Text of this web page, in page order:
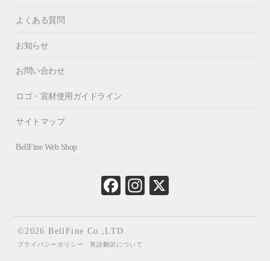
よくある質問
お知らせ
お問い合わせ
ロゴ・宣材使用ガイドライン
サイトマップ
BellFine Web Shop
Fa
ce
ok
In
st
©2026 BellFine Co.,LTD.
プライバシーポリシー 英語翻訳について